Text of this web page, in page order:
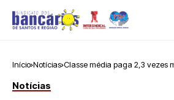
Início Notícias Classe média paga 2,3 vezes
Notícias